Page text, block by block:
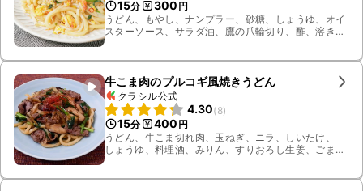
15分 300 円
うどん、もやし、ナンプラー、砂糖、しょうゆ、オイ
スターソース、サラダ油、鷹の爪輪切り、酢、溶き
牛こま肉のプルコギ風焼きうどん
クラシル公式
4.30(8)
15分 400 円
うどん、牛こま切れ肉、玉ねぎ、ニラ、しいたけ、
しょうゆ、料理酒、みりん、すりおろし生姜、ごま